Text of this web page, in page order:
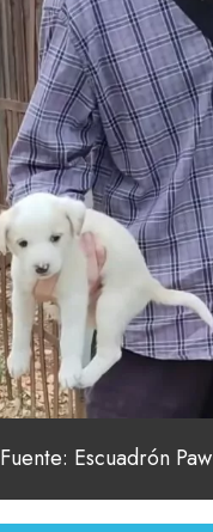
Fuente: Escuadrón Paw